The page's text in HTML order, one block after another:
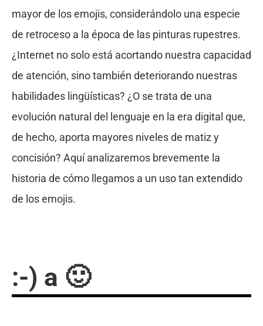
mayor de los emojis, considerándolo una especie
de retroceso a la época de las pinturas rupestres.
¿Internet no solo está acortando nuestra capacidad
de atención, sino también deteriorando nuestras
habilidades lingüísticas? ¿O se trata de una
evolución natural del lenguaje en la era digital que,
de hecho, aporta mayores niveles de matiz y
concisión? Aquí analizaremos brevemente la
historia de cómo llegamos a un uso tan extendido
de los emojis.
:-) a 🙂